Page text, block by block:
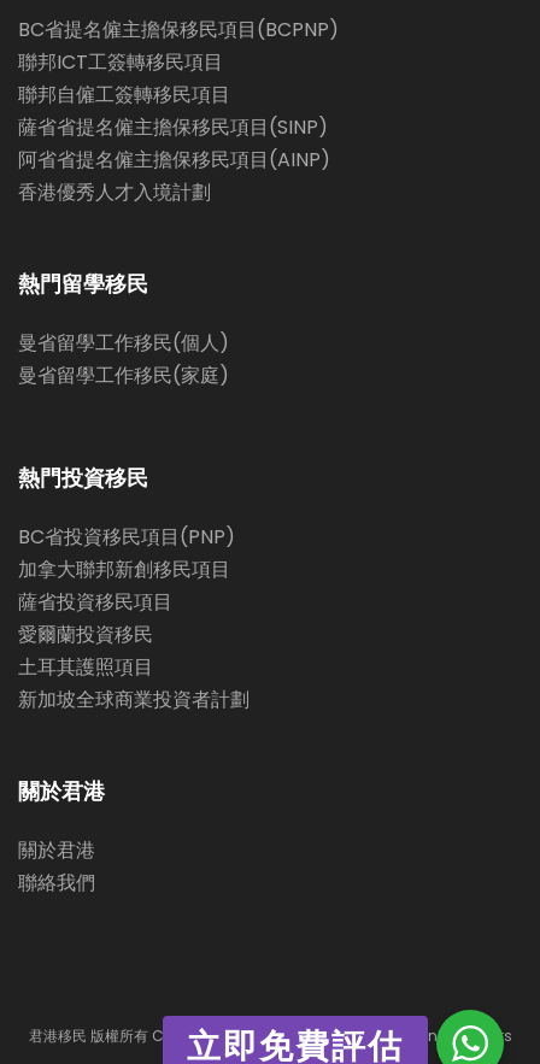
BC省提名僱主擔保移民項目(BCPNP)
聯邦ICT工簽轉移民項目
聯邦自僱工簽轉移民項目
薩省省提名僱主擔保移民項目(SINP)
阿省省提名僱主擔保移民項目(AINP)
香港優秀人才入境計劃
熱門留學移民
曼省留學工作移民(個人)
曼省留學工作移民(家庭)
熱門投資移民
BC省投資移民項目(PNP)
加拿大聯邦新創移民項目
薩省投資移民項目
愛爾蘭投資移民
土耳其護照項目
新加坡全球商業投資者計劃
關於君港
關於君港
聯絡我們
君港移民 版權所有 Copyright © 2021 Imperial Immigration. All Rights
立即免費評估